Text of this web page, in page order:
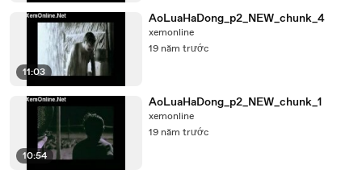
11:03
AoLuaHaDong_p2_NEW_chunk_4
xemonline
19 năm trước
10:54
AoLuaHaDong_p2_NEW_chunk_1
xemonline
19 năm trước